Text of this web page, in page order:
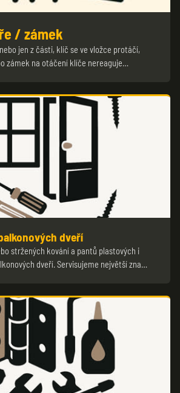
/ zámek
jen z části, klíč se ve vložce protáčí,
zámek na otáčení klíče nereaguje…
dveří
stržených kování a pantů plastových i
dveří. Servisujeme největší zna…